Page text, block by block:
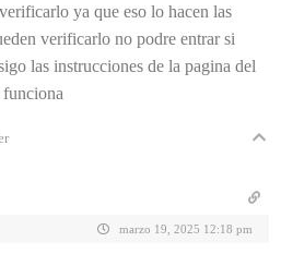
ya que eso lo hacen las
verificarlo no podre entrar si
las instrucciones de la pagina del
marzo 19, 2025 12:18 pm